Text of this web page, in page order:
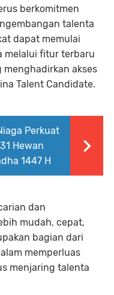
berkomitmen
talenta
dapat memulai
melalui fitur terbaru
menghadirkan akses
Talent Candidate.
Perkuat
Hewan
1447 H
dan
mudah, cepat,
bagian dari
memperluas
menjaring talenta